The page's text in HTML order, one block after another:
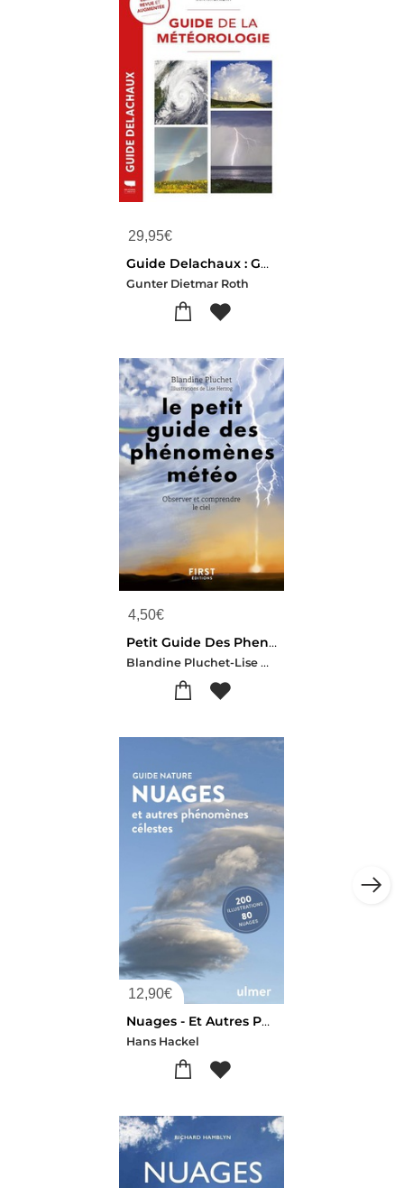
29,95€
Guide Delachaux : Guide De La Meteorologie (14e Edition)
Gunter Dietmar Roth
4,50€
Petit Guide Des Phenomenes Meteorologiques
Blandine Pluchet-Lise Herzog
12,90€
Nuages - Et Autres Phenomenes Celestes
Hans Hackel